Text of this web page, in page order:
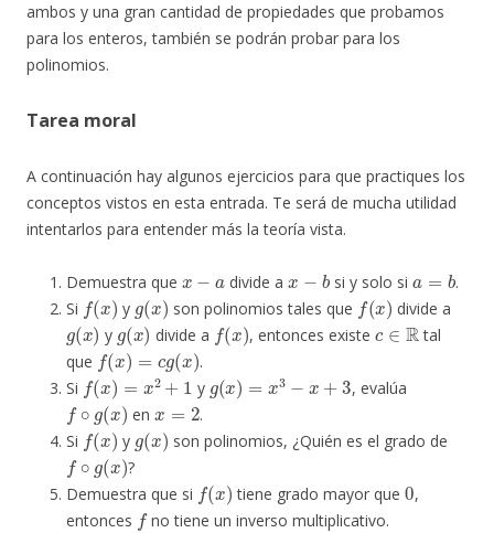
ambos y una gran cantidad de propiedades que probamos
para los enteros, también se podrán probar para los
polinomios.
Tarea moral
A continuación hay algunos ejercicios para que practiques los
conceptos vistos en esta entrada. Te será de mucha utilidad
intentarlos para entender más la teoría vista.
Demuestra que divide a si y solo si
.
Si
f(x)
y
g(x)
son polinomios tales que
f(x)
divide a
g(x)
y
g(x)
divide a
f(x)
, entonces existe
c∈R
tal
que
f (x)=cg (x)
.
Si
f(x)=x 1
y
( ) −x
, evalúa
f∘g(x)
en
= 2
.
Si
f(x)
y
g(x)
son polinomios, ¿Quién es el grado de
f∘g(x)
?
Demuestra que si
(x
tiene grado mayor que
0
,
entonces
f
no tiene un inverso multiplicativo.